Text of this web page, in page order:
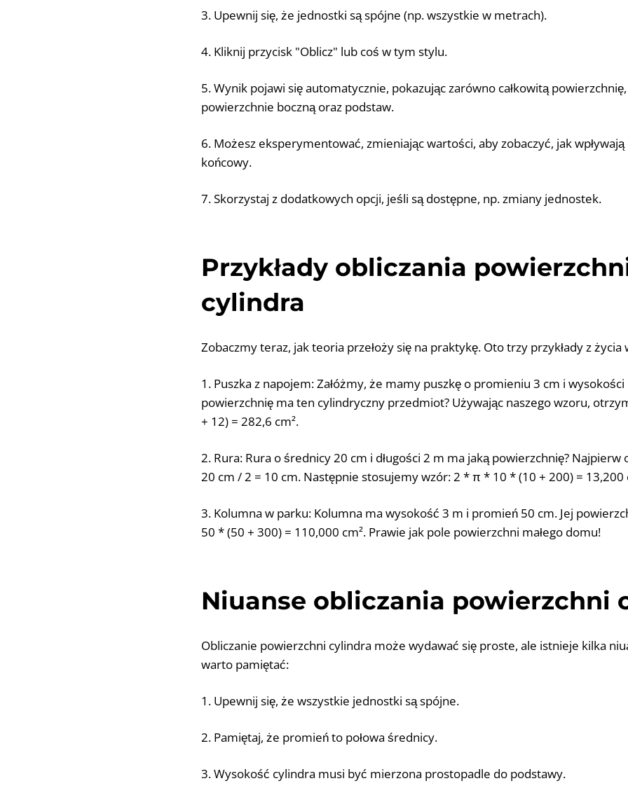
3. Upewnij się, że jednostki są spójne (np. wszystkie w metrach).
4. Kliknij przycisk "Oblicz" lub coś w tym stylu.
5. Wynik pojawi się automatycznie, pokazując zarówno całkowitą
powierzchnie boczną oraz podstaw.
6. Możesz eksperymentować, zmieniając wartości, aby zobaczyć, jak
końcowy.
7. Skorzystaj z dodatkowych opcji, jeśli są dostępne, np. zmiany jednostek.
Przykłady obliczania
cylindra
Zobaczmy teraz, jak teoria przełoży się na praktykę. Oto trzy przykłady z życia
1. Puszka z napojem: Załóżmy, że mamy puszkę o promieniu 3 cm i wysokości
powierzchnię ma ten cylindryczny przedmiot? Używając naszego wzoru,
+ 12) = 282,6 cm².
2. Rura: Rura o średnicy 20 cm i długości 2 m ma jaką powierzchnię?
20 cm / 2 = 10 cm. Następnie stosujemy wzór: 2 * π * 10 * (10 + 200) = 13,200
3. Kolumna w parku: Kolumna ma wysokość 3 m i promień 50 cm. Jej
50 * (50 + 300) = 110,000 cm². Prawie jak pole powierzchni małego domu!
Niuanse obliczania powierzchni
Obliczanie powierzchni cylindra może wydawać się proste, ale istnieje kilka
warto pamiętać:
1. Upewnij się, że wszystkie jednostki są spójne.
2. Pamiętaj, że promień to połowa średnicy.
3. Wysokość cylindra musi być mierzona prostopadle do podstawy.